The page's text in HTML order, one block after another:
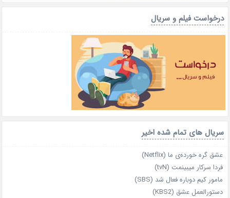
درخواست فیلم و سریال
سریال های تمام شده اخیر
عشق گره خورده‌ی ما (Netflix)
فردا سرکار میبینمت (tvN)
مامور کیم دوباره فعال شد (SBS)
دستورالعمل عشق (KBS2)